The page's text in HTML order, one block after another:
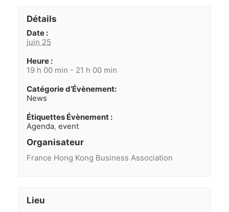
Détails
Date :
juin 25
Heure :
19 h 00 min - 21 h 00 min
Catégorie d’Évènement:
News
Étiquettes Évènement :
Agenda, event
Organisateur
France Hong Kong Business Association
Lieu